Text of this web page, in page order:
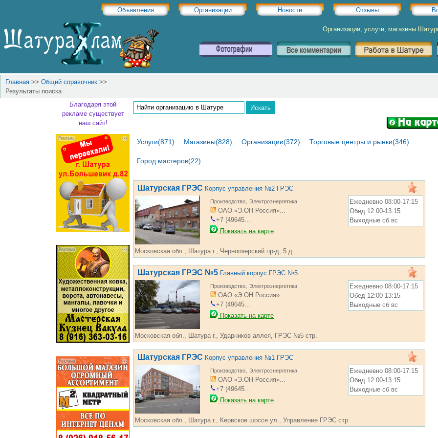
Объявления Организации Новости Отзывы
Организации, услуги, магазины
Главная >> Общий справочник >>
Результаты поиска
Благодаря этой
рекламе существует
наш сайт!
Услуги(871) Магазины(828) Организации(372) Торговые центры и рынки(346)
Город мастеров(22)
Шатурская ГРЭС Корпус управления №2 ГРЭС
Производство, Электроэнергетика
ОАО «Э.ОН Россия»...
+7 (49645...
Показать на карте
Ежедневно 08:00-17:15
Обед 12:00-13:15
Выходные сб вс
Московская обл., Шатура г., Черноозерский пр-д, 5 д.
Шатурская ГРЭС №5 Главный корпус ГРЭС №5
Производство, Электроэнергетика
ОАО «Э.ОН Россия»...
+7 (49645...
Показать на карте
Ежедневно 08:00-17:15
Обед 12:00-13:15
Выходные сб вс
Московская обл., Шатура г., Ударников аллея, ГРЭС №5 стр.
Шатурская ГРЭС Корпус управления №1 ГРЭС
Производство, Электроэнергетика
ОАО «Э.ОН Россия»...
+7 (49645...
Показать на карте
Ежедневно 08:00-17:15
Обед 12:00-13:15
Выходные сб вс
Московская обл., Шатура г., Кервское шоссе ул., Управление ГРЭС стр.